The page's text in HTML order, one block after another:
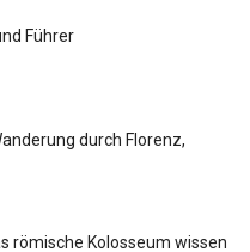
Führer
durch Florenz,
römische Kolosseum wissen